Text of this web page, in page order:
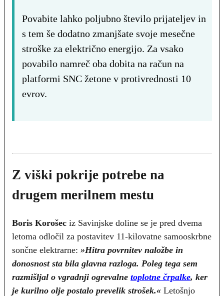
Povabite lahko poljubno število prijateljev in
s tem še dodatno zmanjšate svoje mesečne
stroške za električno energijo. Za vsako
povabilo namreč oba dobita na račun na
platformi SNC žetone v protivrednosti 10
evrov.
Z viški pokrije potrebe na
drugem merilnem mestu
Boris Korošec iz Savinjske doline se je pred dvema
letoma odločil za postavitev 11-kilovatne samooskrbne
sončne elektrarne: »Hitra povrnitev naložbe in
donosnost sta bila glavna razloga. Poleg tega sem
razmišljal o vgradnji ogrevalne toplotne črpalke, ker
je kurilno olje postalo prevelik strošek.« Letošnjo